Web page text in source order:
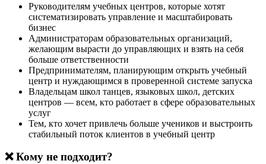
Руководителям учебных центров, которые хотят
систематизировать управление и масштабировать
бизнес
Администраторам образовательных организаций,
желающим вырасти до управляющих и взять на себя
больше ответственности
Предпринимателям, планирующим открыть учебный
центр и нуждающимся в проверенной системе запуска
Владельцам школ танцев, языковых школ, детских
центров — всем, кто работает в сфере образовательных
услуг
Тем, кто хочет привлечь больше учеников и выстроить
стабильный поток клиентов в учебный центр
❌ Кому не подходит?